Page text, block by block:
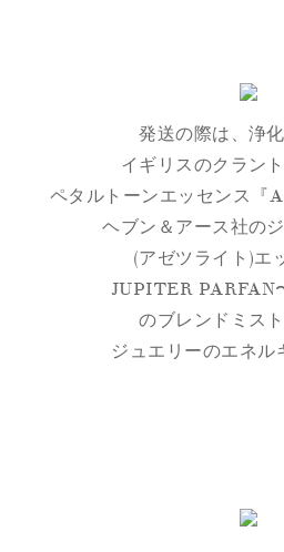
発送の際は、浄
イギリスのクラン
ペタルトーンエッセンス『
ヘブン＆アース社の
(アゼツライト)エ
JUPITER PARFAN
のブレンドミス
ジュエリーのエネル